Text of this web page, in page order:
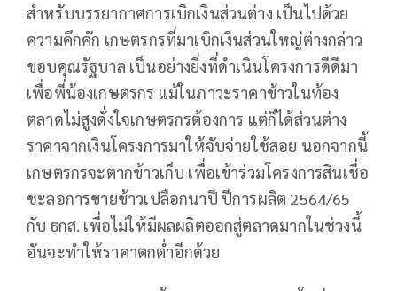
สำหรับบรรยากาศการเบิกเงินส่วนต่าง เป็นไปด้วย
ความคึกคัก เกษตรกรที่มาเบิกเงินส่วนใหญ่ต่างกล่าว
ขอบคุณรัฐบาล เป็นอย่างยิ่งที่ดำเนินโครงการดีดีมา
เพื่อพี่น้องเกษตรกร แม้ในภาวะราคาข้าวในท้อง
ตลาดไม่สูงดั่งใจเกษตรกรต้องการ แต่ก็ได้ส่วนต่าง
ราคาจากเงินโครงการมาให้จับจ่ายใช้สอย นอกจากนี้
เกษตรกรจะตากข้าวเก็บ เพื่อเข้าร่วมโครงการสินเชื่อ
ชะลอการขายข้าวเปลือกนาปี ปีการผลิต 2564/65
กับ ธกส. เพื่อไม่ให้มีผลผลิตออกสู่ตลาดมากในช่วงนี้
อันจะทำให้ราคาตกต่ำอีกด้วย